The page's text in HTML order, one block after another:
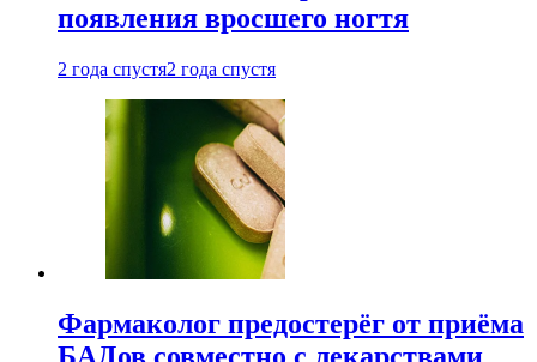
появления вросшего ногтя
2 года спустя2 года спустя
Фармаколог предостерёг от приёма